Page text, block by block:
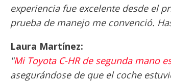
experiencia fue excelente desde el
prueba de manejo me convenció.
Laura Martínez:
"Mi Toyota C-HR de segunda mano
asegurándose de que el coche